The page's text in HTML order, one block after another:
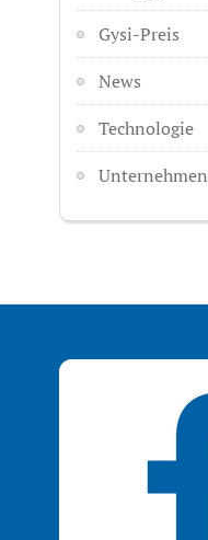
Gysi-Preis
News
Technologie
Unternehmen